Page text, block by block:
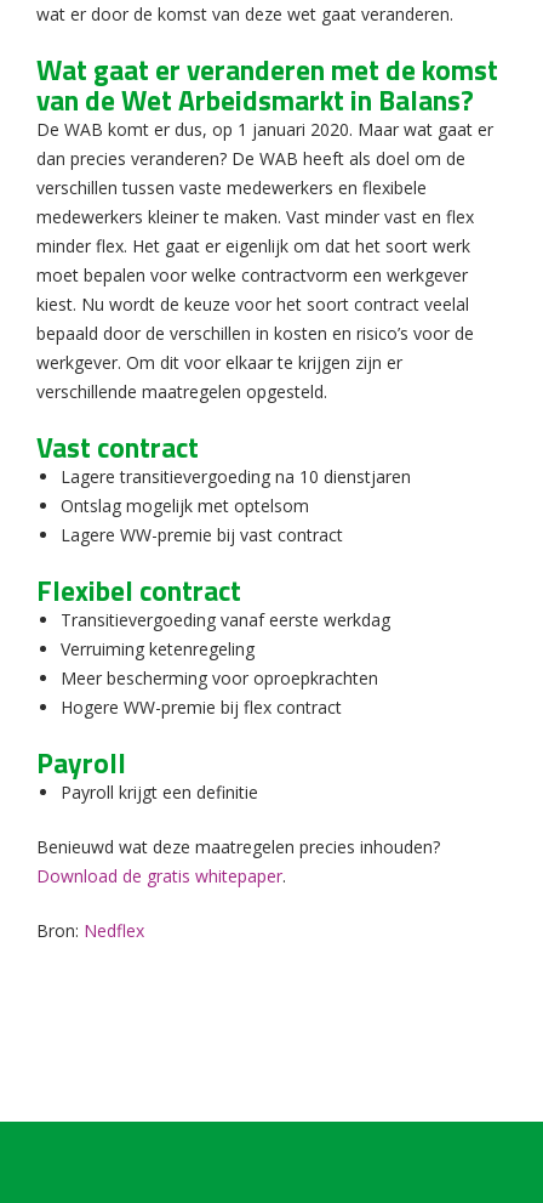
wat er door de komst van deze wet gaat veranderen.
Wat gaat er veranderen met de komst
van de Wet Arbeidsmarkt in Balans?
De WAB komt er dus, op 1 januari 2020. Maar wat gaat er
dan precies veranderen? De WAB heeft als doel om de
verschillen tussen vaste medewerkers en flexibele
medewerkers kleiner te maken. Vast minder vast en flex
minder flex. Het gaat er eigenlijk om dat het soort werk
moet bepalen voor welke contractvorm een werkgever
kiest. Nu wordt de keuze voor het soort contract veelal
bepaald door de verschillen in kosten en risico’s voor de
werkgever. Om dit voor elkaar te krijgen zijn er
verschillende maatregelen opgesteld.
Vast contract
Lagere transitievergoeding na 10 dienstjaren
Ontslag mogelijk met optelsom
Lagere WW-premie bij vast contract
Flexibel contract
Transitievergoeding vanaf eerste werkdag
Verruiming ketenregeling
Meer bescherming voor oproepkrachten
Hogere WW-premie bij flex contract
Payroll
Payroll krijgt een definitie
Benieuwd wat deze maatregelen precies inhouden?
Download de gratis whitepaper.
Bron: Nedflex